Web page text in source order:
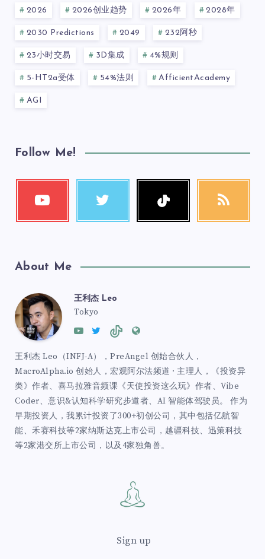
2026 2026创业趋势 2026年 2028年
2030 Predictions 2049 232阿秒
23小时交易 3D集成 4%规则
5-HT2a受体 54%法则 AfficientAcademy
AGI
Follow Me!
About Me
王利杰 Leo
Tokyo
王利杰 Leo（INFJ-A），PreAngel 创始合伙人，
MacroAlpha.io 创始人，宏观阿尔法频道 · 主理人，《投资异
类》作者、喜马拉雅音频课《天使投资这么玩》作者、Vibe
Coder、意识&认知科学研究步道者、AI 智能体驾驶员。 作为
早期投资人，我累计投资了300+初创公司，其中包括亿航智
能、禾赛科技等2家纳斯达克上市公司，越疆科技、迅策科技
等2家港交所上市公司，以及4家独角兽。
Sign up